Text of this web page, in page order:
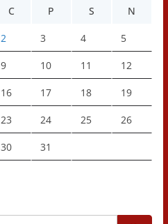
C P S N
2 3 4 5
9 10 11 12
16 17 18 19
23 24 25 26
30 31